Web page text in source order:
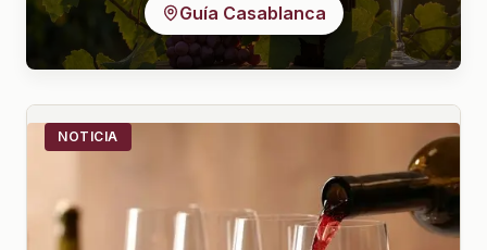
Guía Casablanca
NOTICIA